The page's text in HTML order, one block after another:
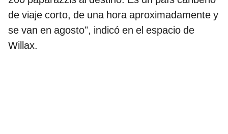
de viaje corto, de una hora aproximadamente y
se van en agosto", indicó en el espacio de
Willax.